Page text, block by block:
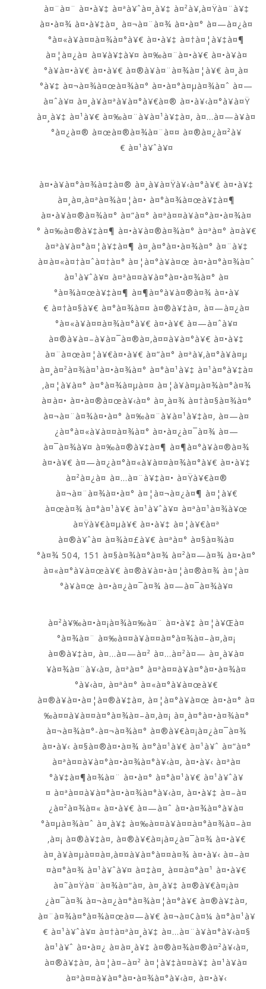
à¤¨à¤¨ à¤•à¥‡ à¤ªà¥ˆà¤¸à¥‡ à¤²à¥‚à¤Ÿà¤¨à¥‡
à¤•à¤¾ à¤•à¥‡à¤¸ à¤¬à¤¨à¤¾ à¤•à¤° à¤—à¤¿à¤
°à¤«à¥à¤¤à¤¾à¤°à¥€ à¤•à¥‡ à¤†à¤¦à¥‡à¤¶
à¤¦à¤¿à¤ à¤¥à¥‡à¥¤ à¤‰à¤¨à¤•à¥€ à¤•à¥à¤
°à¥à¤•à¥€ à¤•à¥€ à¤®à¥à¤¨à¤¾à¤¦à¥€ à¤¸à¤
°à¥‡ à¤¬à¤¾à¤œà¤¾à¤° à¤•à¤°à¤µà¤¾à¤ˆ à¤—
à¤ˆà¥¤ à¤¸à¥à¤ªà¥à¤°à¥€à¤® à¤•à¥‹à¤°à¥à¤Ÿ
à¤¸à¥‡ à¤¹à¥€ à¤‰à¤¨à¥à¤¹à¥‡à¤‚ à¤…à¤—à¥à¤
°à¤¿à¤® à¤œà¤®à¤¾à¤¨à¤¤ à¤®à¤¿à¤²à¥
€ à¤¹à¥ˆà¥¤
à¤•à¥à¤°à¤¾à¤‡à¤® à¤¸à¥à¤Ÿà¥‹à¤°à¥€ à¤•à¥‡
à¤¸à¤‚à¤ªà¤¾à¤¦à¤• à¤°à¤¾à¤œà¥‡à¤¶
à¤•à¥à¤®à¤¾à¤° à¤”à¤° à¤ªà¤¤à¥à¤°à¤•à¤¾à¤
° à¤‰à¤®à¥‡à¤¶ à¤•à¥à¤®à¤¾à¤° à¤ªà¤° à¤­à¥€
à¤ªà¥à¤°à¤¦à¥‡à¤¶ à¤¸à¤°à¤•à¤¾à¤° à¤¨à¥‡
à¤à¤«à¤†à¤ˆà¤†à¤° à¤¦à¤°à¥à¤œ à¤•à¤°à¤¾à¤ˆ
à¤¹à¥ˆà¥¤ à¤ªà¤¤à¥à¤°à¤•à¤¾à¤° à¤
°à¤¾à¤œà¥‡à¤¶ à¤¶à¤°à¥à¤®à¤¾ à¤•à¥
€ à¤†à¤§à¥€ à¤°à¤¾à¤¤ à¤®à¥‡à¤‚ à¤—à¤¿à¤
°à¤«à¥à¤¤à¤¾à¤°à¥€ à¤•à¥€ à¤—à¤ˆà¥¤
à¤®à¥à¤–à¥à¤¯à¤®à¤‚à¤¤à¥à¤°à¥€ à¤•à¥‡
à¤¨à¤œà¤¦à¥€à¤•à¥€ à¤”à¤° à¤ªà¥‚à¤°à¥à¤µ
à¤¸à¤²à¤¾à¤¹à¤•à¤¾à¤° à¤°à¤¹à¥‡ à¤¹à¤°à¥‡à¤
‚à¤¦à¥à¤° à¤°à¤¾à¤µà¤¤ à¤¦à¥à¤µà¤¾à¤°à¤¾
à¤à¤• à¤•à¤®à¤œà¥‹à¤° à¤¸à¤¾ à¤†à¤§à¤¾à¤°
à¤¬à¤¨à¤¾à¤•à¤° à¤‰à¤¨à¥à¤¹à¥‡à¤‚ à¤—à¤
¿à¤°à¤«à¥à¤¤à¤¾à¤° à¤•à¤¿à¤¯à¤¾ à¤—
à¤¯à¤¾à¥¤ à¤‰à¤®à¥‡à¤¶ à¤¶à¤°à¥à¤®à¤¾
à¤•à¥€ à¤—à¤¿à¤°à¤«à¥à¤¤à¤¾à¤°à¥€ à¤•à¥‡
à¤²à¤¿à¤ à¤…à¤¨à¥‡à¤• à¤Ÿà¥€à¤®
à¤¬à¤¨à¤¾à¤•à¤° à¤¦à¤¬à¤¿à¤¶ à¤¦à¥€
à¤œà¤¾ à¤°à¤¹à¥€ à¤¹à¥ˆà¥¤ à¤ªà¤¹à¤¾à¥œ
à¤Ÿà¥€à¤µà¥€ à¤•à¥‡ à¤¦à¥€à¤ª
à¤®à¥ˆà¤ à¤¾à¤£à¥€ à¤ªà¤° à¤§à¤¾à¤
°à¤¾ 504, 151 à¤§à¤¾à¤°à¤¾ à¤²à¤—à¤¾ à¤•à¤°
à¤«à¤°à¥à¤œà¥€ à¤®à¥à¤•à¤¦à¤®à¤¾ à¤¦à¤
°à¥à¤œ à¤•à¤¿à¤¯à¤¾ à¤—à¤¯à¤¾à¥¤
à¤²à¥‰à¤•à¤¡à¤¾à¤‰à¤¨ à¤•à¥‡ à¤¦à¥Œà¤
°à¤¾à¤¨ à¤‰à¤¤à¥à¤¤à¤°à¤¾à¤–à¤‚à¤¡
à¤®à¥‡à¤‚ à¤…à¤—à¤² à¤…à¤²à¤— à¤¸à¥à¤
¥à¤¾à¤¨à¥‹à¤‚ à¤ªà¤° à¤ªà¤¤à¥à¤°à¤•à¤¾à¤
°à¥‹à¤‚ à¤ªà¤° à¤«à¤°à¥à¤œà¥€
à¤®à¥à¤•à¤¦à¤®à¥‡à¤‚ à¤¦à¤°à¥à¤œ à¤•à¤° à¤
‰à¤¤à¥à¤¤à¤°à¤¾à¤–à¤‚à¤¡ à¤¸à¤°à¤•à¤¾à¤°
à¤¬à¤¾à¤°-à¤¬à¤¾à¤° à¤®à¥€à¤¡à¤¿à¤¯à¤¾
à¤•à¥‹ à¤§à¤®à¤•à¤¾ à¤°à¤¹à¥€ à¤¹à¥ˆ à¤”à¤°
à¤ªà¤¤à¥à¤°à¤•à¤¾à¤°à¥‹à¤‚ à¤•à¥‹ à¤ªà¤
°à¥‡à¤¶à¤¾à¤¨ à¤•à¤° à¤°à¤¹à¥€ à¤¹à¥ˆà¥
¤ à¤ªà¤¤à¥à¤°à¤•à¤¾à¤°à¥‹à¤‚ à¤•à¥‡ à¤–à¤
¿à¤²à¤¾à¤« à¤•à¥€ à¤—à¤ˆ à¤•à¤¾à¤°à¥à¤
°à¤µà¤¾à¤ˆ à¤¸à¥‡ à¤‰à¤¤à¥à¤¤à¤°à¤¾à¤–à¤
‚à¤¡ à¤®à¥‡à¤‚ à¤®à¥€à¤¡à¤¿à¤¯à¤¾ à¤•à¥€
à¤¸à¥à¤µà¤¤à¤‚à¤¤à¥à¤°à¤¤à¤¾ à¤•à¥‹ à¤–à¤
¤à¤°à¤¾ à¤¹à¥ˆà¥¤ à¤‡à¤¸ à¤¤à¤°à¤¹ à¤•à¥€
à¤˜à¤Ÿà¤¨à¤¾à¤“à¤‚ à¤¸à¥‡ à¤®à¥€à¤¡à¤
¿à¤¯à¤¾ à¤¬à¤¿à¤°à¤¾à¤¦à¤°à¥€ à¤®à¥‡à¤‚
à¤¨à¤¾à¤°à¤¾à¤œà¤—à¥€ à¤¬à¤¢à¤¼ à¤°à¤¹à¥
€ à¤¹à¥ˆà¥¤ à¤†à¤ªà¤¸à¥‡ à¤…à¤¨à¥à¤°à¥‹à¤§
à¤¹à¥ˆ à¤•à¤¿ à¤à¤¸à¥‡ à¤®à¤¾à¤®à¤²à¥‹à¤‚
à¤®à¥‡à¤‚ à¤¦à¤–à¤² à¤¦à¥‡à¤¤à¥‡ à¤¹à¥à¤
à¤ªà¤¤à¥à¤°à¤•à¤¾à¤°à¥‹à¤‚ à¤•à¥‹